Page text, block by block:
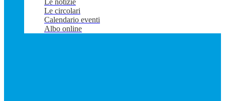
Le notizie
Le circolari
Calendario eventi
Albo online